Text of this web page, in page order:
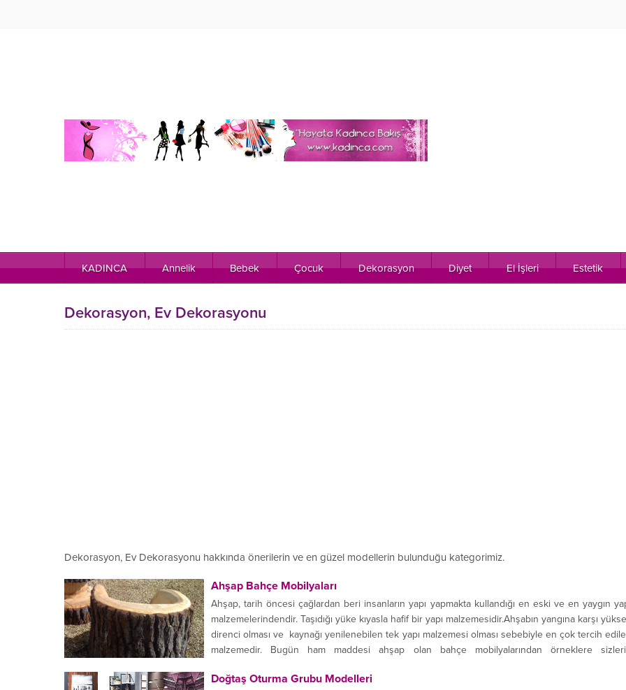
KADINCA Annelik Bebek Çocuk Dekorasyon Diyet El İşleri Estetik
Dekorasyon, Ev Dekorasyonu
Dekorasyon, Ev Dekorasyonu hakkında önerilerin ve en güzel modellerin bulunduğu kategorimiz.
Ahşap Bahçe Mobilyaları
Ahşap, tarih öncesi çağlardan beri insanların yapı yapmakta kullandığı en eski ve en yaygın
malzemelerindendir. Taşıdığı yüke kıyasla hafif bir yapı malzemesidir.Ahşabın yangına karşı
direnci olması ve kaynağı yenilenebilen tek yapı malzemesi olması sebebiyle en çok tercih
malzemedir. Bugün ham maddesi ahşap olan bahçe mobilyalarından örneklere
Doğtaş Oturma Grubu Modelleri